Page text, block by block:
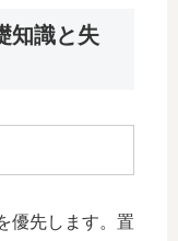
知識と失
優先します。置